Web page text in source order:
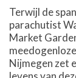
Terwijl de
parachutist
Market
Nijmegen zet